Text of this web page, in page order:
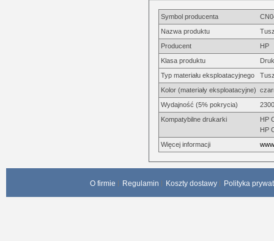
Symbol producenta
Nazwa produktu
Producent
HP
Klasa produktu
Typ materiału eksploatacyjnego
Kolor (materiały eksploatacyjne)
Wydajność (5% pokrycia)
Kompatybilne drukarki
HP
HP
Więcej informacji
O firmie Regulamin Koszty dostawy Polityka